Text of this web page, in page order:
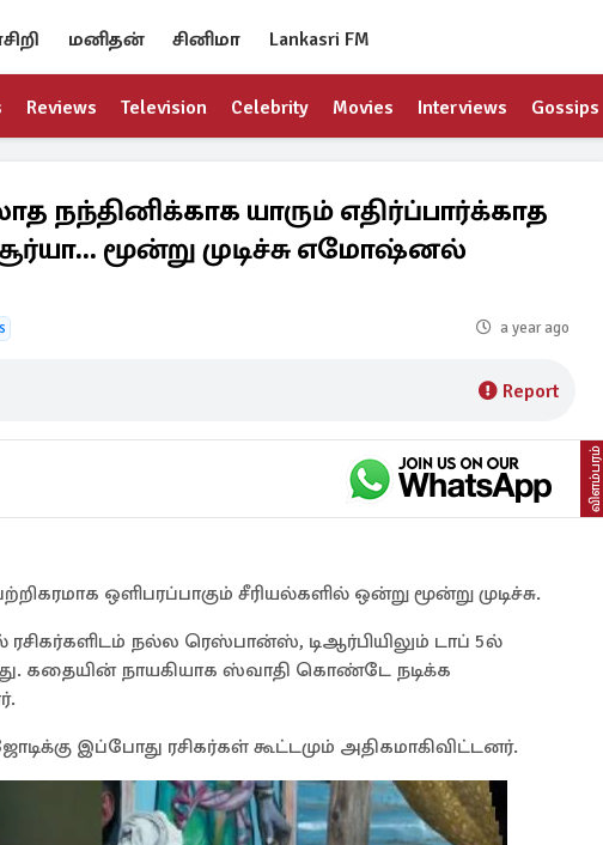
மனிதன் சினிமா Lankasri FM
Reviews Television Celebrity Movies Interviews Gossips
நந்தினிக்காக யாரும் எதிர்ப்பார்க்காத
மூன்று முடிச்சு எமோஷ்னல்
a year ago
Report
விளம்பரம்
ஒளிபரப்பாகும் சீரியல்களில் ஒன்று மூன்று முடிச்சு.
நல்ல ரெஸ்பான்ஸ், டிஆர்பியிலும் டாப் 5ல்
நாயகியாக ஸ்வாதி கொண்டே நடிக்க
இப்போது ரசிகர்கள் கூட்டமும் அதிகமாகிவிட்டனர்.